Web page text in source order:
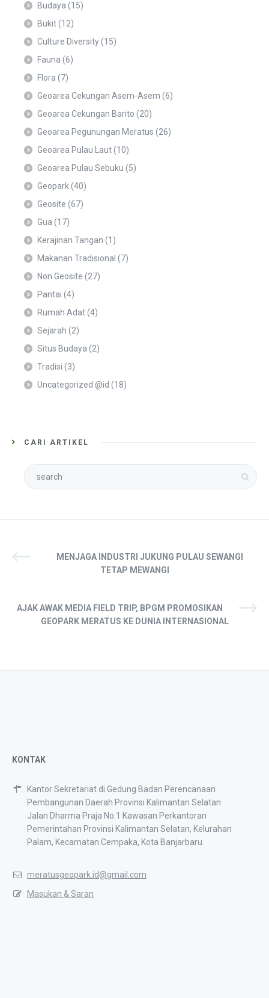
Budaya (15)
Bukit(12)
Culture Diversity(15)
Fauna (6)
Flora (7)
Geoarea Cekungan Asem-Asem (6)
Geoarea Cekungan Barito (20)
Geoarea Pegunungan Meratus (26)
Geoarea Pulau Laut(10)
Geoarea Pulau Sebuku (5)
Geopark (40)
Geosite (67)
Gua (17)
Kerajinan Tangan (1)
Makanan Tradisional (7)
Non Geosite (27)
Pantai (4)
Rumah Adat(4)
Sejarah (2)
Situs Budaya (2)
Tradisi (3)
Uncategorized @id (18)
CARI ARTIKEL
MENJAGA INDUSTRI JUKUNG PULAU SEWANGI
TETAP MEWANGI
AJAK AWAK MEDIA FIELD TRIP, BPGM PROMOSIKAN
GEOPARK MERATUS KE DUNIA INTERNASIONAL
KONTAK
Kantor Sekretariat di Gedung Badan Perencanaan
Pembangunan Daerah Provinsi Kalimantan Selatan
Jalan Dharma Praja No.1 Kawasan Perkantoran
Pemerintahan Provinsi Kalimantan Selatan, Kelurahan
Palam, Kecamatan Cempaka, Kota Banjarbaru.
meratusgeopark.id@gmail.com
Masukan & Saran